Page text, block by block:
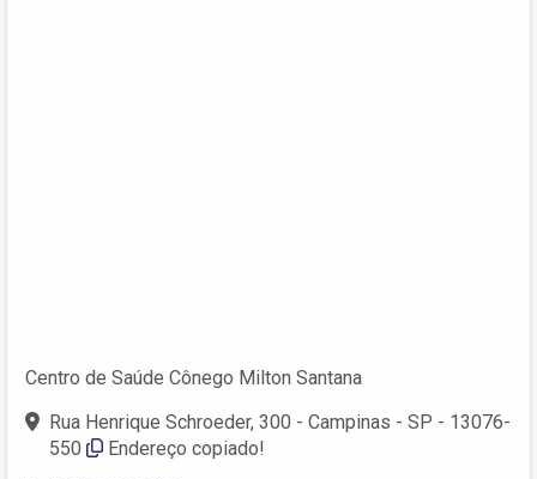
Centro de Saúde Cônego Milton Santana
Rua Henrique Schroeder, 300 - Campinas - SP - 13076-
550
Endereço copiado!